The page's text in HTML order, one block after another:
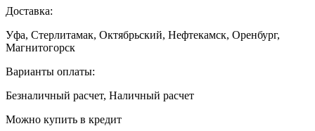
Доставка:
Уфа, Стерлитамак, Октябрьский, Нефтекамск, Оренбург,
Магнитогорск
Варианты оплаты:
Безналичный расчет, Наличный расчет
Можно купить в кредит